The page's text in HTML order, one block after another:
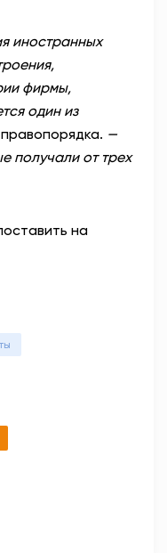
иностранных
фирмы,
один из
—
получали от трех
на